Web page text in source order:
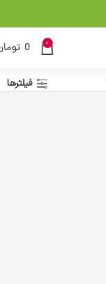
0
0
فیلترها